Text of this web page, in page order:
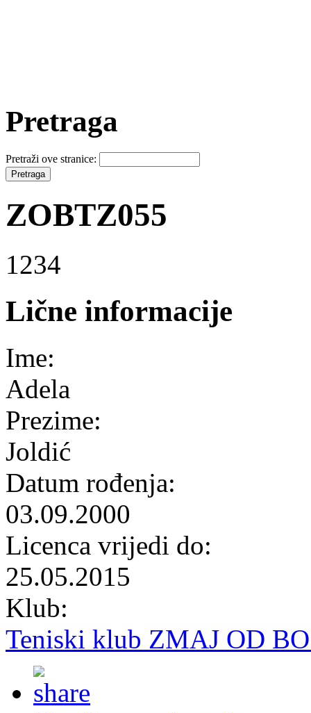
Pretraga
Pretraži ove stranice:
ZOBTZ055
1234
Lične informacije
Ime:
Adela
Prezime:
Joldić
Datum rođenja:
03.09.2000
Licenca vrijedi do:
25.05.2015
Klub:
Teniski klub ZMAJ OD